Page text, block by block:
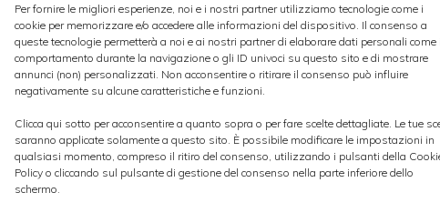
Per fornire le migliori esperienze, noi e i nostri partner utilizziamo tecnologie come i
cookie per memorizzare e/o accedere alle informazioni del dispositivo. Il consenso a
queste tecnologie permetterà a noi e ai nostri partner di elaborare dati personali come
comportamento durante la navigazione o gli ID univoci su questo sito e di mostrare
annunci (non) personalizzati. Non acconsentire o ritirare il consenso può influire
negativamente su alcune caratteristiche e funzioni.
Clicca qui sotto per acconsentire a quanto sopra o per fare scelte dettagliate. Le tue
saranno applicate solamente a questo sito. È possibile modificare le impostazioni in
qualsiasi momento, compreso il ritiro del consenso, utilizzando i pulsanti della
Policy o cliccando sul pulsante di gestione del consenso nella parte inferiore dello
schermo.
sconsigliata e poco
fruttifera, come
testimoniato anche dal
progressivo
spostamento degli
investimentidalle
commody alle materie
Gli analisti delle
principali banche
d’affari di tutto il
mondo sono pronti a